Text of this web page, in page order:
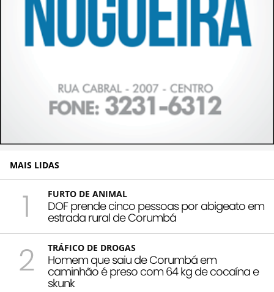
MAIS LIDAS
1 FURTO DE ANIMAL
DOF prende cinco pessoas por abigeato em
estrada rural de Corumbá
2 TRÁFICO DE DROGAS
Homem que saiu de Corumbá em
caminhão é preso com 64 kg de cocaína e
skunk